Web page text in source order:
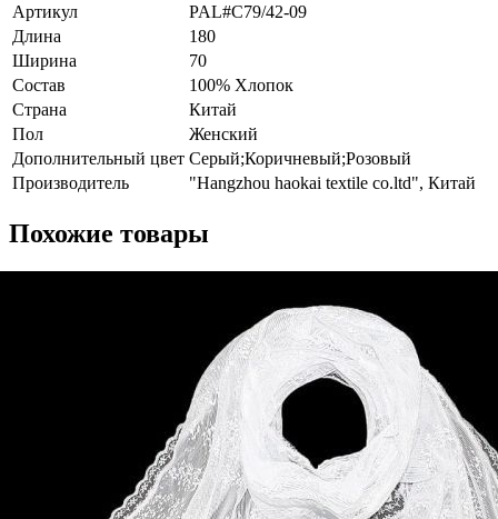
Артикул
PAL#C79/42-09
Длина
180
Ширина
70
Состав
100% Хлопок
Страна
Китай
Пол
Женский
Дополнительный цвет Серый;Коричневый;Розовый
Производитель
"Hangzhou haokai textile co.ltd", Китай
Похожие товары